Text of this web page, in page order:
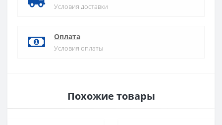
Условия доставки
Оплата
Условия оплаты
Похожие товары